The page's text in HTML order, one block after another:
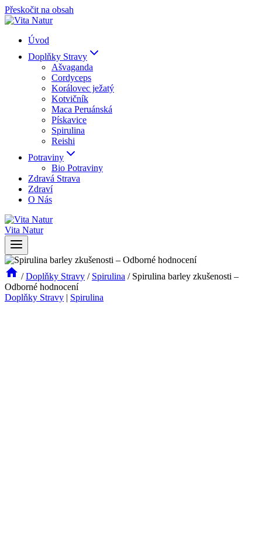
Přeskočit na obsah
Úvod
Doplňky Stravy
Ašvaganda
Cordyceps
Korálovec ježatý
Kotvičník
Maca Peruánská
Pískavice
Spirulina
Reishi
Potraviny
Bio Potraviny
Zdravá Strava
Zdraví
O Nás
Vita Natur
/ Doplňky Stravy / Spirulina / Spirulina barley zkušenosti –
Odborné hodnocení
Doplňky Stravy | Spirulina